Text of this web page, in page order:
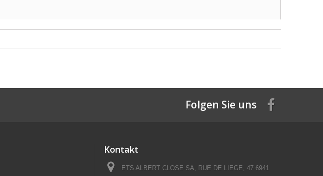
Folgen Sie uns
Kontakt
ETS ALBERT CLOSE SA, RUE DE LIEGE, 47 6941